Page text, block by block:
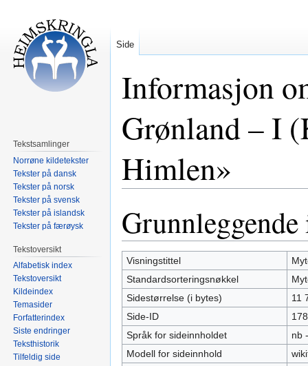
Informasjon
Grønland – I
Himlen»
til
navigering
til
søk
Visningstittel
Standardsorteringsnøkkel
Sidestørrelse (i bytes)
11
Side-ID
Språk for sideinnholdet
nb
Modell for sideinnhold
Side
Tekstsamlinger
Norrøne kildetekster
Tekster på dansk
Tekster på norsk
Tekster på svensk
Tekster på islandsk
Tekster på færøysk
Tekstoversikt
Alfabetisk index
Tekstoversikt
Kildeindex
Temasider
Forfatterindex
Siste endringer
Teksthistorik
Tilfeldig side